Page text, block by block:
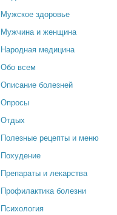
Мужское здоровье
Мужчина и женщина
Народная медицина
Обо всем
Описание болезней
Опросы
Отдых
Полезные рецепты и меню
Похудение
Препараты и лекарства
Профилактика болезни
Психология